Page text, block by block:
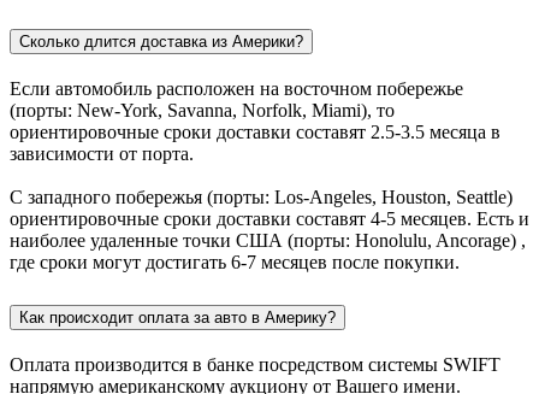
Сколько длится доставка из Америки?
Если автомобиль расположен на восточном побережье
(порты: New-York, Savanna, Norfolk, Miami), то
ориентировочные сроки доставки составят 2.5-3.5 месяца в
зависимости от порта.
С западного побережья (порты: Los-Angeles, Houston, Seattle)
ориентировочные сроки доставки составят 4-5 месяцев. Есть и
наиболее удаленные точки США (порты: Honolulu, Ancorage) ,
где сроки могут достигать 6-7 месяцев после покупки.
Как происходит оплата за авто в Америку?
Оплата производится в банке посредством системы SWIFT
напрямую американскому аукциону от Вашего имени.